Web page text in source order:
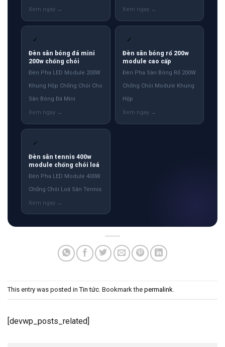
✓
Đèn sân bóng đá mini
200w chống chói
Đèn Pha LED Module 200W
Khung Hộp Chống Chói Cho
Sân Bóng Đá Mini
✓
Đèn sân bóng rổ 200w
module cao cấp
Đèn Pha Sân Bóng Rổ 200W
Chống Chói Module Khung
Hộp
✓
Đèn sân tennis 400w
module chống chói loá
Đèn Pha LED Module 400W
Chống Chói Loá Sân Tennis
This entry was posted inTin tức . Bookmark the permalink
[devwp_posts_related]